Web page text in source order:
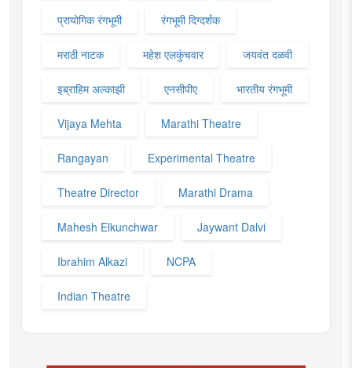
प्रायोगिक रंगभूमी रंगभूमी दिग्दर्शक
मराठी नाटक महेश एलकुंचवार जयवंत दळवी
इब्राहिम अल्काझी एनसीपीए भारतीय रंगभूमी
Vijaya Mehta Marathi Theatre
Rangayan Experimental Theatre
Theatre Director Marathi Drama
Mahesh Elkunchwar Jaywant Dalvi
Ibrahim Alkazi NCPA
Indian Theatre